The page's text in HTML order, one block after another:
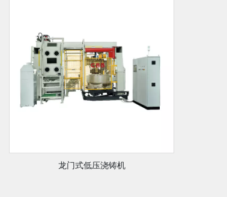
龙门式低压浇铸机